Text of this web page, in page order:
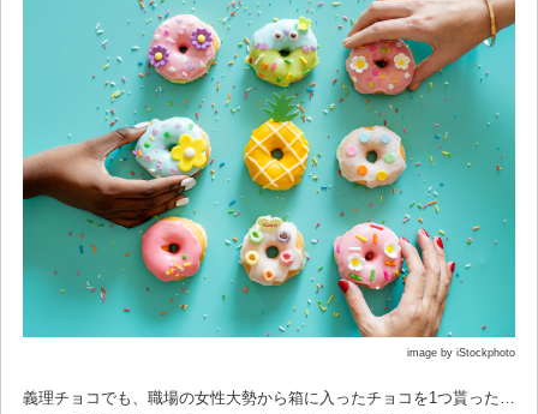
image by iStockphoto
義理チョコでも、職場の女性大勢から箱に入ったチョコを1つ貰った…